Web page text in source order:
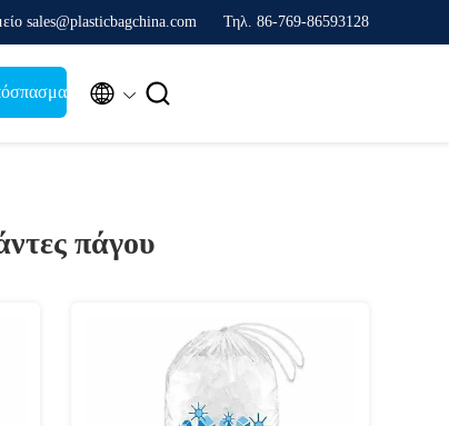
sales@plasticbagchina.com Τηλ. 86-769-86593128
 
πάγου